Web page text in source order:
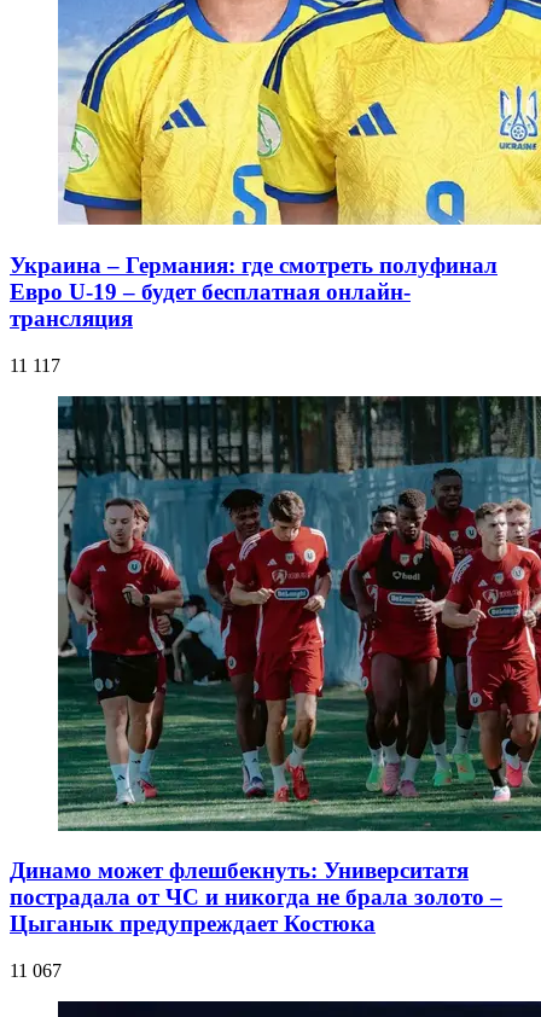
Украина – Германия: где смотреть полуфинал
Евро U-19 – будет бесплатная онлайн-
трансляция
11 117
Динамо может флешбекнуть: Университатя
пострадала от ЧС и никогда не брала золото –
Цыганык предупреждает Костюка
11 067